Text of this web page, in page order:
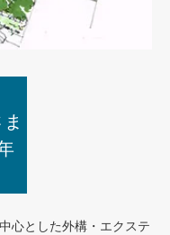
心とした外構・エクステ